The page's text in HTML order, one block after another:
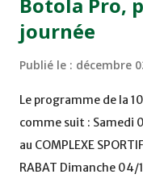
Botola Pro,
journée
Publié le : décembre
Le programme de la
comme suit : Samedi
au COMPLEXE
RABAT Dimanche 04/